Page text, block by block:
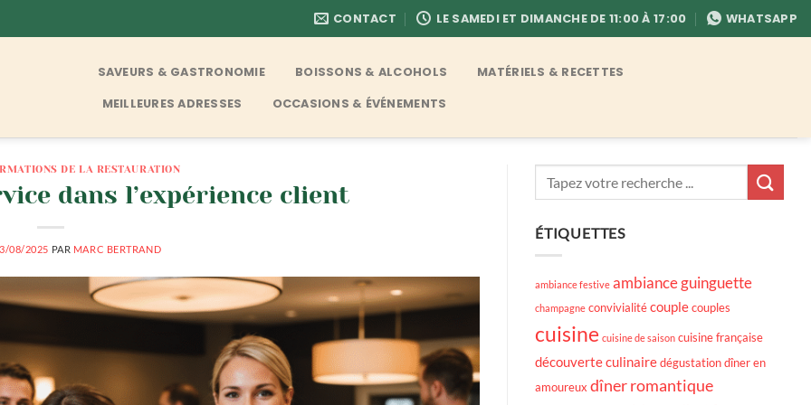
CONTACT LE SAMEDI ET DIMANCHE DE 11:00 À 17:00 WHATSAPP
SAVEURS & GASTRONOMIE BOISSONS & ALCOHOLS MATÉRIELS & RECETTES
MEILLEURES ADRESSES OCCASIONS & ÉVÉNEMENTS
DE LA RESTAURATION
dans l’expérience client
08/2025 PAR MARC BERTRAND
ÉTIQUETTES
ambiance festive ambiance guinguette
champagne convivialitécouplecouples
cuisine cuisine de saison cuisine française
découverte culinairedégustationdîner en
amoureux dîner romantique